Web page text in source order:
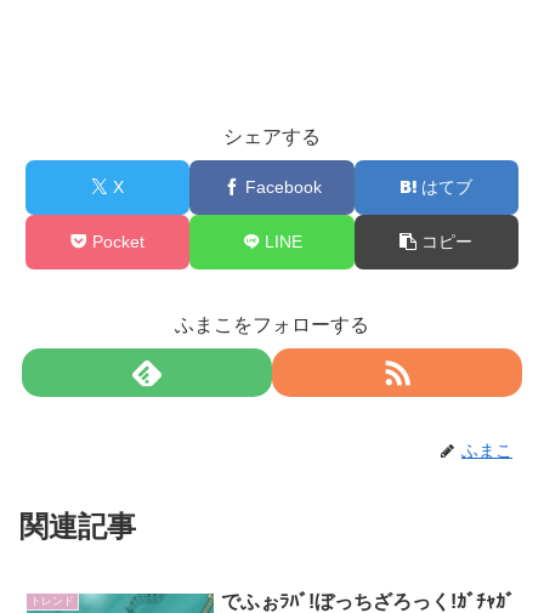
シェアする
X Facebook はてブ
Pocket LINE コピー
ふまこをフォローする
ふまこ
関連記事
トレンド
でふぉﾗﾊﾞ!ぼっちざろっく!ｶﾞﾁｬｶﾞ